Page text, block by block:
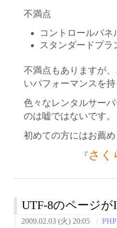
不満点
コントロールパ
スタンダードプ
不満点もありますが
いパフォーマンスを
色々なレンタルサー
のは嘘ではないです。
初めての方にはお薦め
『 さく
UTF-8のページ
2009.02.03 (火) 20:05 PHP